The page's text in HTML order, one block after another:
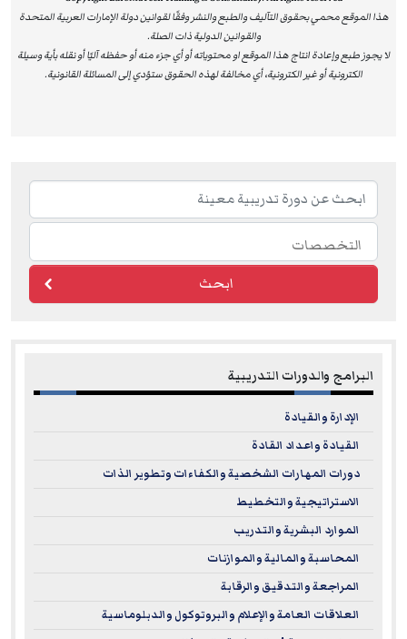
من البرامج التي تجمع بين المعرفة النظرية والتطبيقات
العملية في بيئة تعليمية حديثة يقودها خبراء متخصصون
معتمدون. هذا الاعتماد الدولي يمنح المشاركين قيمة مضافة
استثنائية، ويعزز من قدرتهم على إحداث تأثير ملموس في
www.hrci.org
هذا الموقع محمي بحقوق التآليف والطبع والنشر وفقًا لقوانين دولة الإمارات العربية المتحدة
والقوانين الدولية ذات الصلة.
لا يجوز طبع وإعادة انتاج هذا الموقع او محتوياته أو أي جزء منه أو حفظه آليًا أو نقله بأية وسيلة
الكترونية أو غير الكترونية، أي مخالفة لهذه الحقوق ستؤدي إلى المسائلة القانونية.
ابحث
البرامج والدورات التدريبية
الإدارة والقيادة
القيادة واعداد القادة
دورات المهارات الشخصية والكفاءات وتطوير الذات
الاستراتيجية والتخطيط
الموارد البشرية والتدريب
المحاسبة والمالية والموازنات
المراجعة والتدقيق والرقابة
العلاقات العامة والإعلام والبروتوكول والدبلوماسية